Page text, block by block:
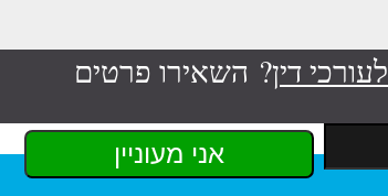
דין? השאירו פרטים